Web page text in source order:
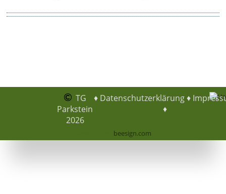
TG
Parkstein
2026
♦ Datenschutzerklärung♦
♦
beesign.com